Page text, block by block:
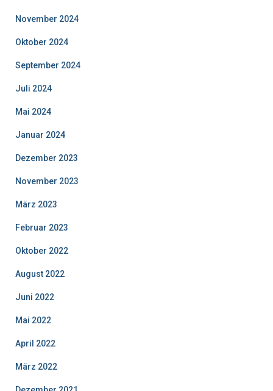
November 2024
Oktober 2024
September 2024
Juli 2024
Mai 2024
Januar 2024
Dezember 2023
November 2023
März 2023
Februar 2023
Oktober 2022
August 2022
Juni 2022
Mai 2022
April 2022
März 2022